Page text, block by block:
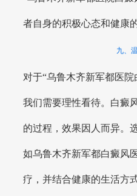
者自身的积极心态和健康
九、
对于“乌鲁木齐新军都医院
我们需要理性看待。白癜
的过程，效果因人而异。
如乌鲁木齐新军都白癜风
疗，并结合健康的生活方